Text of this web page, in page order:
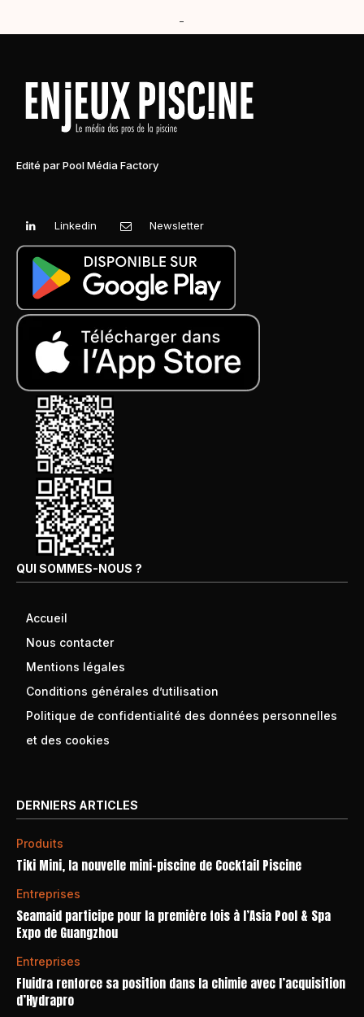
-
Edité par Pool Média Factory
Linkedin Newsletter
QUI SOMMES-NOUS ?
Accueil
Nous contacter
Mentions légales
Conditions générales d’utilisation
Politique de confidentialité des données personnelles
et des cookies
DERNIERS ARTICLES
Produits
Tiki Mini, la nouvelle mini-piscine de Cocktail Piscine
Entreprises
Seamaid participe pour la première fois à l’Asia Pool & Spa
Expo de Guangzhou
Entreprises
Fluidra renforce sa position dans la chimie avec l’acquisition
d’Hydrapro